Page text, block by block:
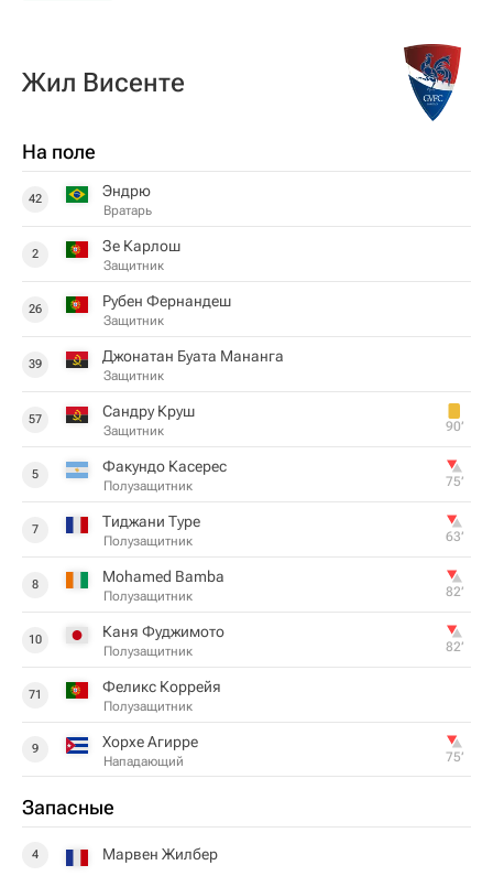
Жил Висенте
На поле
42 Эндрю
Вратарь
2 Зе Карлош
Защитник
26 Рубен Фернандеш
Защитник
39 Джонатан Буата Мананга
Защитник
57 Сандру Круш
Защитник 90‎’‎
5 Факундо Касерес
Полузащитник 75‎’‎
7 Тиджани Туре
Полузащитник 63‎’‎
8 Mohamed Bamba
Полузащитник 82‎’‎
10 Каня Фуджимото
Полузащитник 82‎’‎
71 Феликс Коррейя
Полузащитник
9 Хорхе Агирре
Нападающий 75‎’‎
Запасные
4 Марвен Жилбер